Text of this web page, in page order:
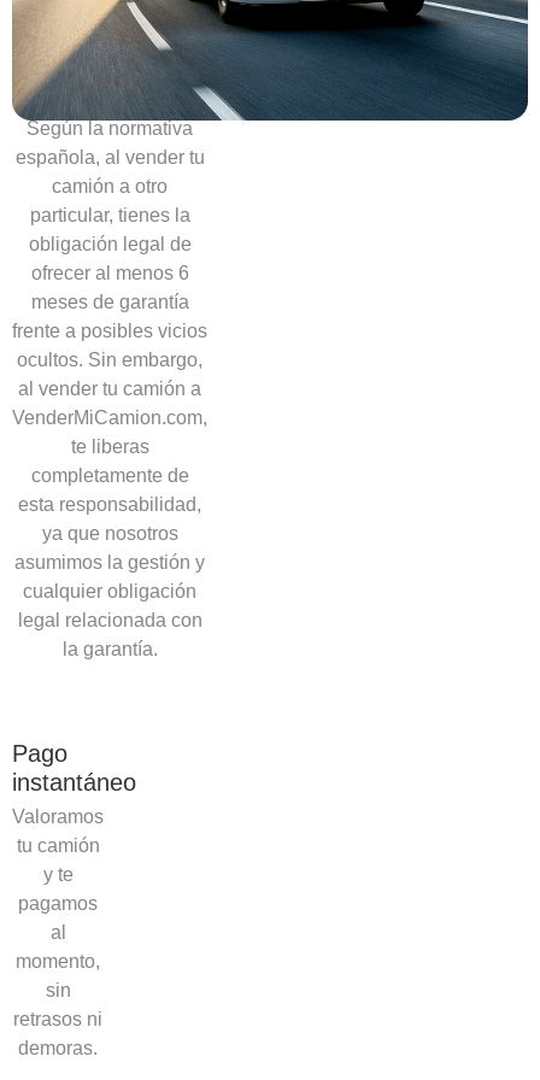
necesidad
de
ofrecer
garantías
Según la normativa
española, al vender tu
camión a otro
particular, tienes la
obligación legal de
ofrecer al menos 6
meses de garantía
frente a posibles vicios
ocultos. Sin embargo,
al vender tu camión a
VenderMiCamion.com,
te liberas
completamente de
esta responsabilidad,
ya que nosotros
asumimos la gestión y
cualquier obligación
legal relacionada con
la garantía.
Pago
instantáneo
Valoramos
tu camión
y te
pagamos
al
momento,
sin
retrasos ni
demoras.